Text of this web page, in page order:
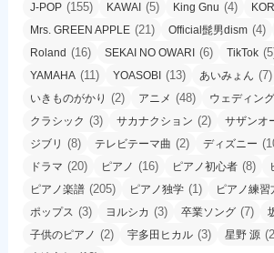
J-POP (155) KAWAI (5) King Gnu (4)
Mrs. GREEN APPLE (21) Official髭男dism (4)
Roland (16) SEKAI NO OWARI (6) TikTok
YAMAHA (11) YOASOBI (13) あいみょん (7)
いきものがかり (2) アニメ (48) ウェディン
クラシック (3) サカナクション (2) サザンオ
ジブリ (8) テレビテーマ曲 (2) ディズニー
ドラマ (20) ピアノ (16) ピアノ初心者 (8)
ピアノ楽譜 (205) ピアノ独学 (1) ピアノ練習
ポップス (3) ヨルシカ (3) 卒業ソング (7)
子供のピアノ (2) 宇多田ヒカル (3) 星野 源